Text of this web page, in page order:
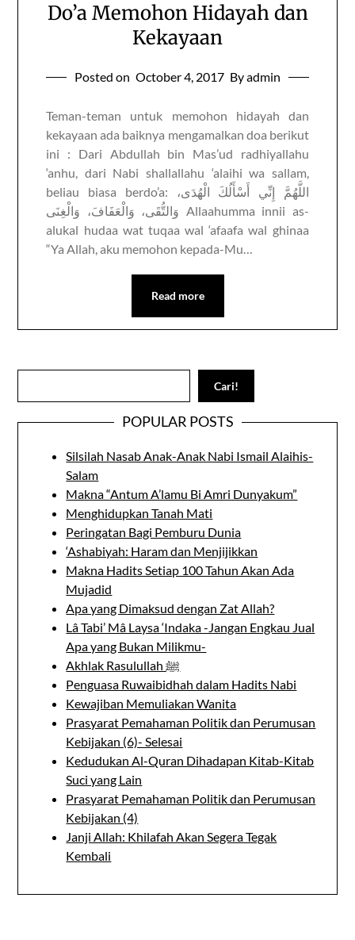
Do’a Memohon Hidayah dan
Kekayaan
Posted on October 4, 2017 By admin
Teman-teman untuk memohon hidayah dan
kekayaan ada baiknya mengamalkan doa berikut
ini : Dari Abdullah bin Mas’ud radhiyallahu
‘anhu, dari Nabi shallallahu ‘alaihi wa sallam,
beliau biasa berdo’a: اللَّهُمَّ إِنِّي أَسْأَلُكَ الْهُدَى،
وَالتُّقَى، وَالْعَفَافَ، وَالْغِنَى Allaahumma innii as-
alukal hudaa wat tuqaa wal ‘afaafa wal ghinaa
“Ya Allah, aku memohon kepada-Mu…
Read more
Cari!
POPULAR POSTS
Silsilah Nasab Anak-Anak Nabi Ismail Alaihis-
Salam
Makna “Antum A’lamu Bi Amri Dunyakum”
Menghidupkan Tanah Mati
Peringatan Bagi Pemburu Dunia
‘Ashabiyah: Haram dan Menjijikkan
Makna Hadits Setiap 100 Tahun Akan Ada
Mujadid
Apa yang Dimaksud dengan Zat Allah?
Lâ Tabi’ Mâ Laysa ‘Indaka -Jangan Engkau Jual
Apa yang Bukan Milikmu-
Akhlak Rasulullah ﷺ
Penguasa Ruwaibidhah dalam Hadits Nabi
Kewajiban Memuliakan Wanita
Prasyarat Pemahaman Politik dan Perumusan
Kebijakan (6)- Selesai
Kedudukan Al-Quran Dihadapan Kitab-Kitab
Suci yang Lain
Prasyarat Pemahaman Politik dan Perumusan
Kebijakan (4)
Janji Allah: Khilafah Akan Segera Tegak
Kembali